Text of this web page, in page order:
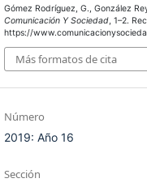
Gómez Rodríguez, G., González
Comunicación Y Sociedad, 1–2.
https://
Más formatos de cita
Número
2019: Año 16
Sección